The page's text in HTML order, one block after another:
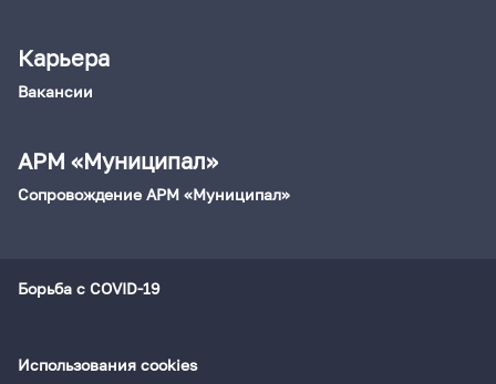
Карьера
Вакансии
АРМ «Муниципал»
Сопровождение АРМ «Муниципал»
Борьба с COVID-19
Использования cookies